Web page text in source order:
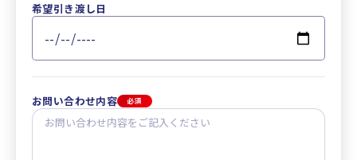
希望引き渡し日
お問い合わせ内容 必須